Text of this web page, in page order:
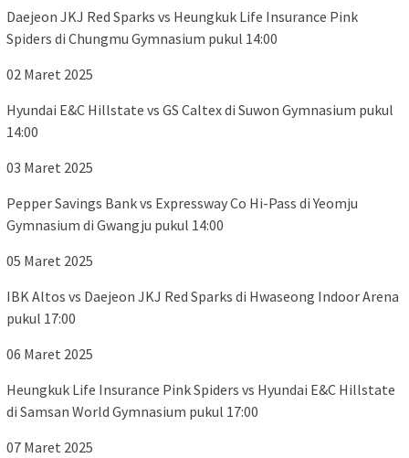
Daejeon JKJ Red Sparks vs Heungkuk Life Insurance Pink
Spiders di Chungmu Gymnasium pukul 14:00
02 Maret 2025
Hyundai E&C Hillstate vs GS Caltex di Suwon Gymnasium pukul
14:00
03 Maret 2025
Pepper Savings Bank vs Expressway Co Hi-Pass di Yeomju
Gymnasium di Gwangju pukul 14:00
05 Maret 2025
IBK Altos vs Daejeon JKJ Red Sparks di Hwaseong Indoor Arena
pukul 17:00
06 Maret 2025
Heungkuk Life Insurance Pink Spiders vs Hyundai E&C Hillstate
di Samsan World Gymnasium pukul 17:00
07 Maret 2025